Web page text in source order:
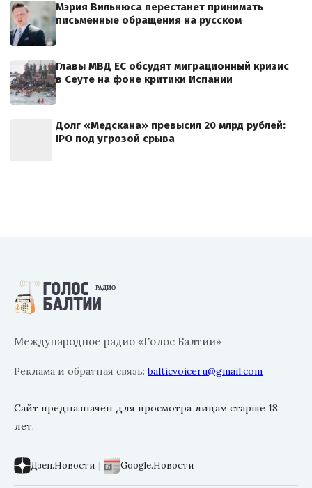
Мэрия Вильнюса перестанет принимать
письменные обращения на русском
Главы МВД ЕС обсудят миграционный кризис
в Сеуте на фоне критики Испании
Долг «Медскана» превысил 20 млрд рублей:
IPO под угрозой срыва
Международное радио «Голос Балтии»
Реклама и обратная связь:balticvoiceru@gmail.com
Сайт предназначен для просмотра лицам старше 18
лет.
Дзен.Новости Google.Новости